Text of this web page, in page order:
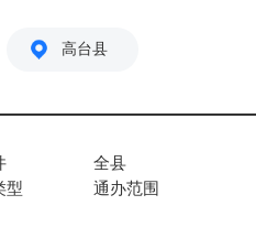
高台县
型
全县
通办范围